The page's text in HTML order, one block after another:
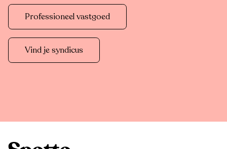
Professioneel vastgoed
Vind je syndicus